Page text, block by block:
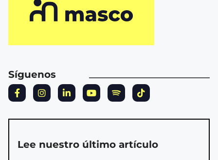
Síguenos
Lee nuestro último artículo